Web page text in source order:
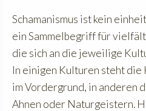
Schamanismus ist kein
ein Sammelbegriff für
die sich an die jeweilige
In einigen Kulturen steht
im Vordergrund, in anderen
Ahnen oder Naturgeistern.